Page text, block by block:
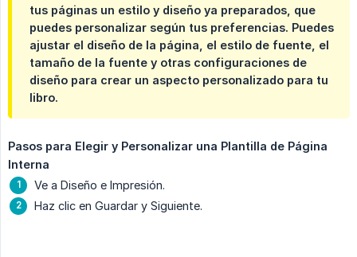
tus páginas un estilo y diseño ya preparados, que
puedes personalizar según tus preferencias. Puedes
ajustar el diseño de la página, el estilo de fuente, el
tamaño de la fuente y otras configuraciones de
diseño para crear un aspecto personalizado para tu
libro.
Pasos para Elegir y Personalizar una Plantilla de Página
Interna
Ve a Diseño e Impresión.
Haz clic en Guardar y Siguiente.